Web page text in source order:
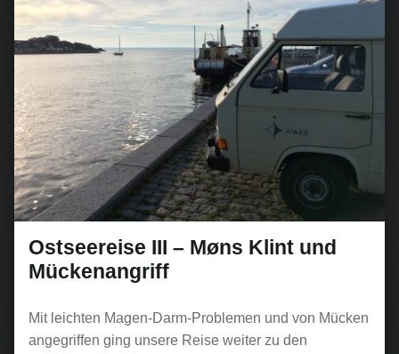
Ostseereise III – Møns Klint und
Mückenangriff
Mit leichten Magen-Darm-Problemen und von Mücken
angegriffen ging unsere Reise weiter zu den